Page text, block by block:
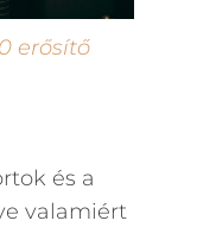
erősítő
és a
valamiért